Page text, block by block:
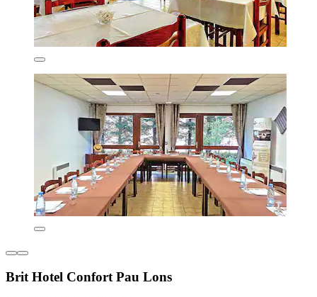
Brit Hotel Confort Pau Lons